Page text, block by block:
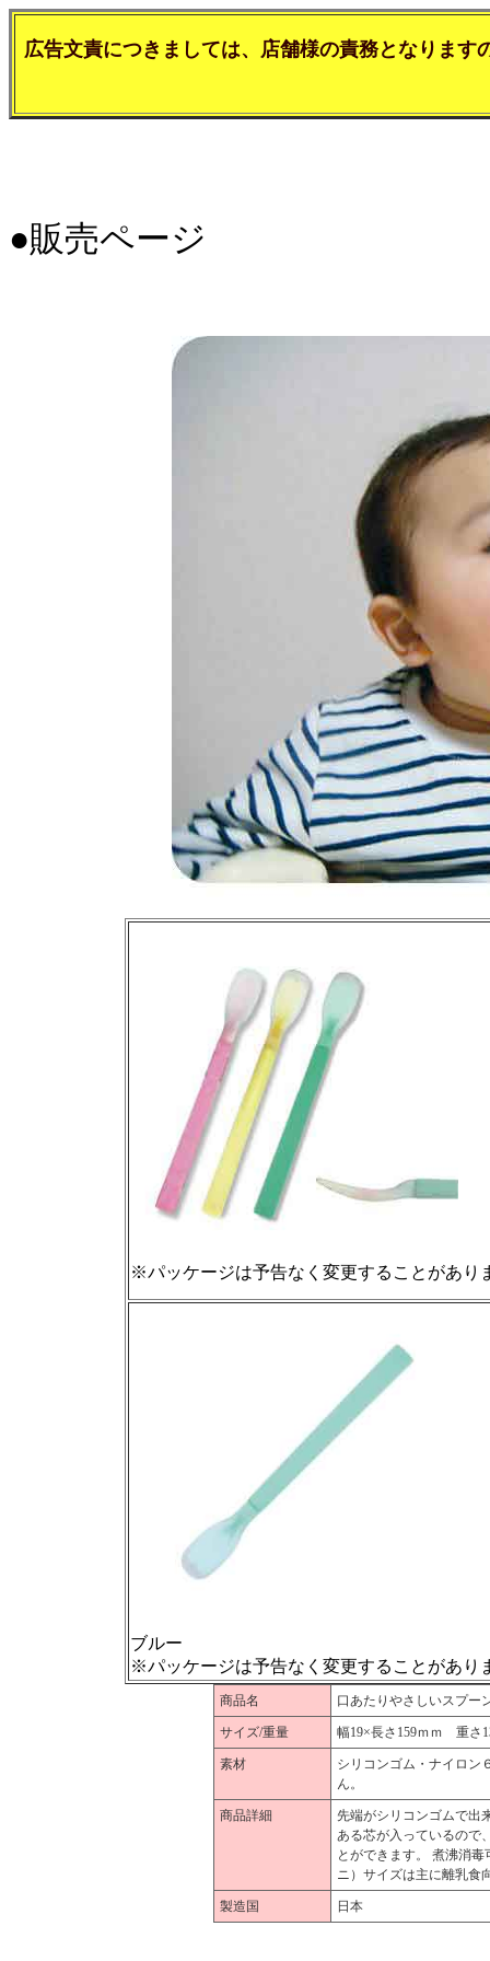
広告文責につきましては、店舗様の責務となりま
●販売ページ
※パッケージは予告なく変更することがあり
ブルー
※パッケージは予告なく変更することがあり
商品名 口あたりやさしいスプー
サイズ/重量 幅19×長さ159ｍｍ 重さ
素材
シリコンゴム・ナイロン
ん。
商品詳細
先端がシリコンゴムで出
ある芯が入っているので
とができます。 煮沸消
ニ）サイズは主に離乳食
製造国 日本